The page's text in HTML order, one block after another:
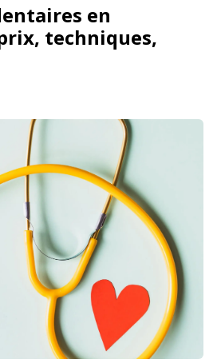
en
techniques,